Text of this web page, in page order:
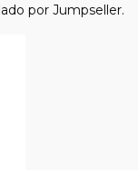
por Jumpseller.